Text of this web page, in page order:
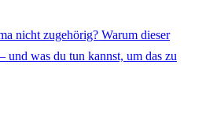
nicht zugehörig? Warum dieser
was du tun kannst, um das zu